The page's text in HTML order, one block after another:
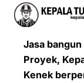
Jasa
Proyek,
Kenek